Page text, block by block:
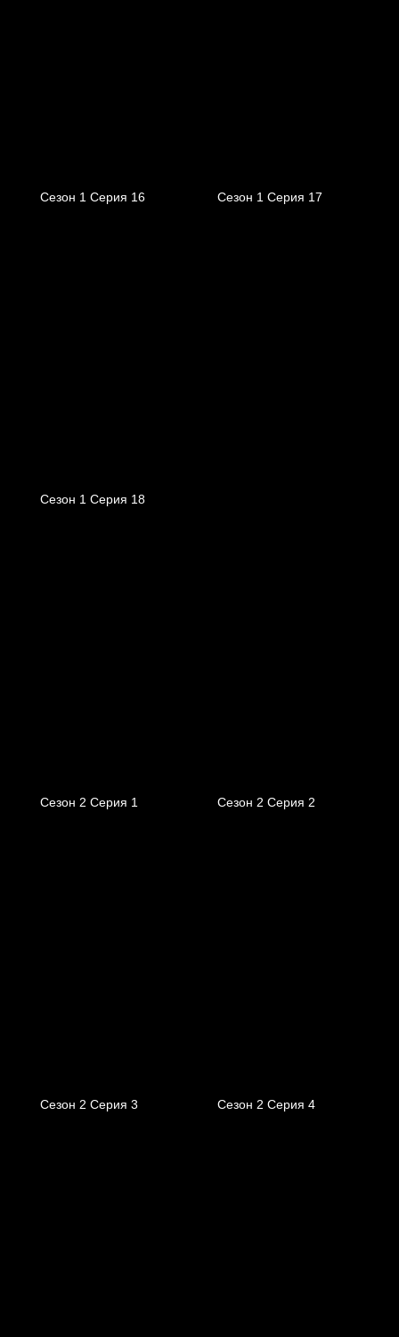
Сезон 1 Серия 16 Сезон 1 Серия 17
Сезон 1 Серия 18
Сезон 2 Серия 1 Сезон 2 Серия 2
Сезон 2 Серия 3 Сезон 2 Серия 4